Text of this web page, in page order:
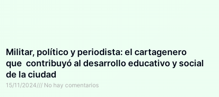
Militar, político y periodista: el cartagenero
que contribuyó al desarrollo educativo y social
de la ciudad
15/11/2024 No hay comentarios